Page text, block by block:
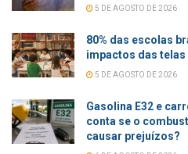
5 DE AGOSTO DE 2026
80% das escolas
impactos das telas
5 DE AGOSTO DE 2026
Gasolina E32 e
conta se o
causar prejuízos?